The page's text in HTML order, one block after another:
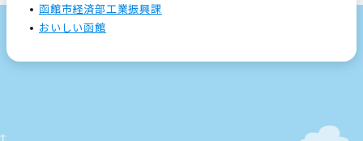
函館市経済部工業振興課
おいしい函館